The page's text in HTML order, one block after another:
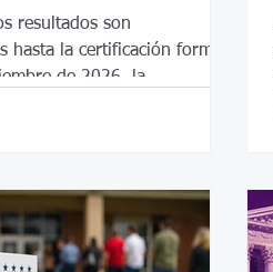
resultados son
hasta la certificación formal
de 2026, la